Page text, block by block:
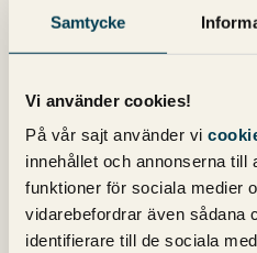
Samtycke
Vi använder cookies!
På vår sajt använder vi
innehållet och annonserna till
funktioner för sociala medier
vidarebefordrar även sådana
identifierare till de sociala
Undvik därför att nämna
gånger på sidan. Det är en
sökmotorer, men i och
visa sidor av hög kvalité
allt för hög densitet av
blir då – hur ofta får man
blir skadligt? Naturligtvis
utan du får helt enkelt gå